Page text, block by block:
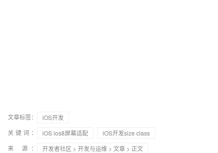
文章标签：
iOS开发
关键词：
iOS ios8屏幕适配
iOS开发size class
来 源：
开发者社区 > 开发与运维 > 文章 > 正文